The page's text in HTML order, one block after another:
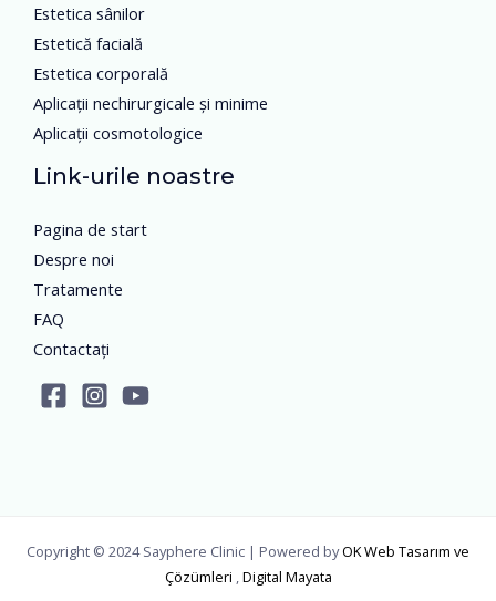
Estetica sânilor
Estetică facială
Estetica corporală
Aplicații nechirurgicale și minime
Aplicații cosmotologice
Link-urile noastre
Pagina de start
Despre noi
Tratamente
FAQ
Contactați
Copyright © 2024 Sayphere Clinic | Powered byOK Web Tasarım ve
Çözümleri Digital Mayata